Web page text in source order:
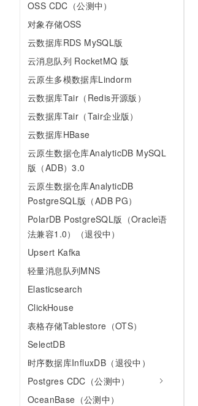
OSS CDC（公测中）
对象存储OSS
云数据库RDS MySQL版
云消息队列 RocketMQ 版
云原生多模数据库Lindorm
云数据库Tair（Redis开源版）
云数据库Tair（Tair企业版）
云数据库HBase
云原生数据仓库AnalyticDB MySQL
版（ADB）3.0
云原生数据仓库AnalyticDB
PostgreSQL版（ADB PG）
PolarDB PostgreSQL版（Oracle语
法兼容1.0）（退役中）
Upsert Kafka
轻量消息队列MNS
Elasticsearch
ClickHouse
表格存储Tablestore（OTS）
SelectDB
时序数据库InfluxDB（退役中）
Postgres CDC（公测中）
OceanBase（公测中）